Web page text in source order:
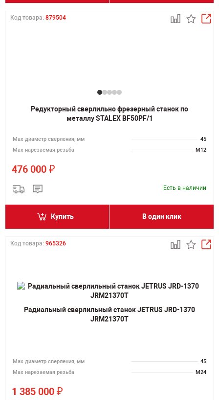
Код товара: 879504
Редукторный сверлильно фрезерный станок по
металлу STALEX BF50PF/1
Мах диаметр сверления, мм
45
Мах нарезаемая резьба
M12
476 000 ₽
Есть в наличии
Купить В один клик
Код товара: 965326
Радиальный сверлильный станок JETRUS JRD-1370
JRM21370T
Мах диаметр сверления, мм
45
Мах нарезаемая резьба
M24
1 385 000 ₽